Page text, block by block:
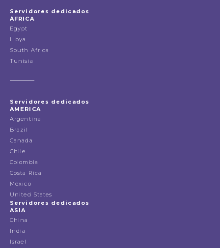
Servidores dedicados
ÁFRICA
Egypt
Libya
South Africa
Tunisia
Servidores dedicados
AMERICA
Argentina
Brazil
Canada
Chile
Colombia
Costa Rica
Mexico
United States
Servidores dedicados
ASIA
China
India
Israel